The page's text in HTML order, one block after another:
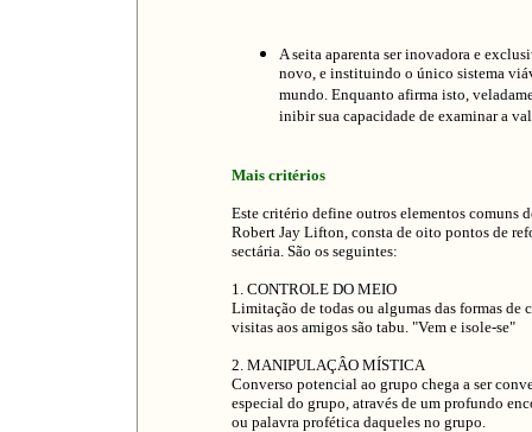
A seita aparenta ser inovadora e
novo, e instituindo o único sistema
mundo. Enquanto afirma isto,
inibir sua capacidade de examinar a
Mais critérios
Este critério define outros elementos comuns
Robert Jay Lifton, consta de oito pontos de
sectária. São os seguintes:
1. CONTROLE DO MEIO
Limitação de todas ou algumas das formas de
visitas aos amigos são tabu. "Vem e isole-se"
2. MANIPULAÇÂO MÍSTICA
Converso potencial ao grupo chega a ser
especial do grupo, através de um profundo
ou palavra profética daqueles no grupo.